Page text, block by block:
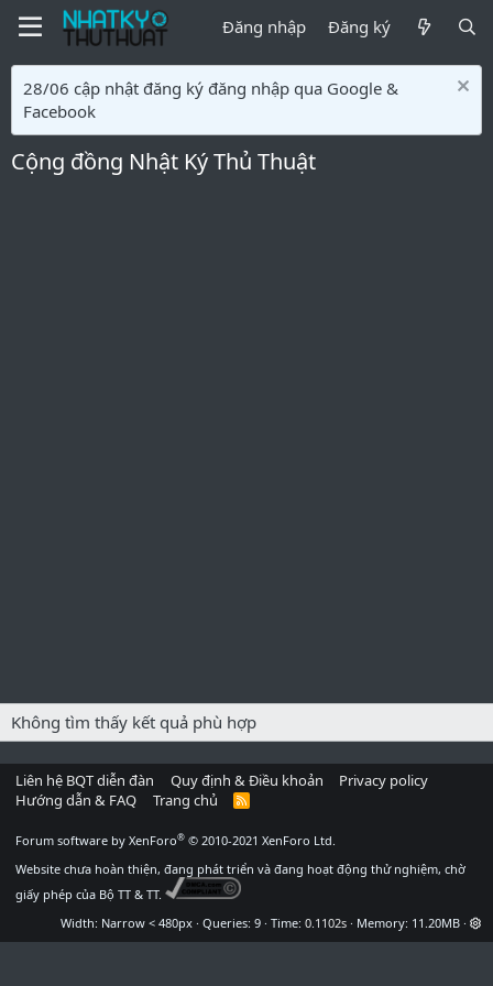
Đăng nhập Đăng ký
28/06 cập nhật đăng ký đăng nhập qua Google &
Facebook
Cộng đồng Nhật Ký Thủ Thuật
Không tìm thấy kết quả phù hợp
Liên hệ BQT diễn đàn Quy định & Điều khoản
Privacy policy
Hướng dẫn & FAQ
Trang chủ
R
Forum software by XenForo® © 2010-2021 XenForo Ltd.
Website chưa hoàn thiện, đang phát triển và đang hoạt động thử nghiệm, chờ
giấy phép của Bộ TT & TT.
Width
Queries 9 Time 0.1102s Memory 11.20MB